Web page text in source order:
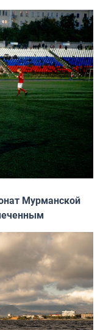
Мурманской